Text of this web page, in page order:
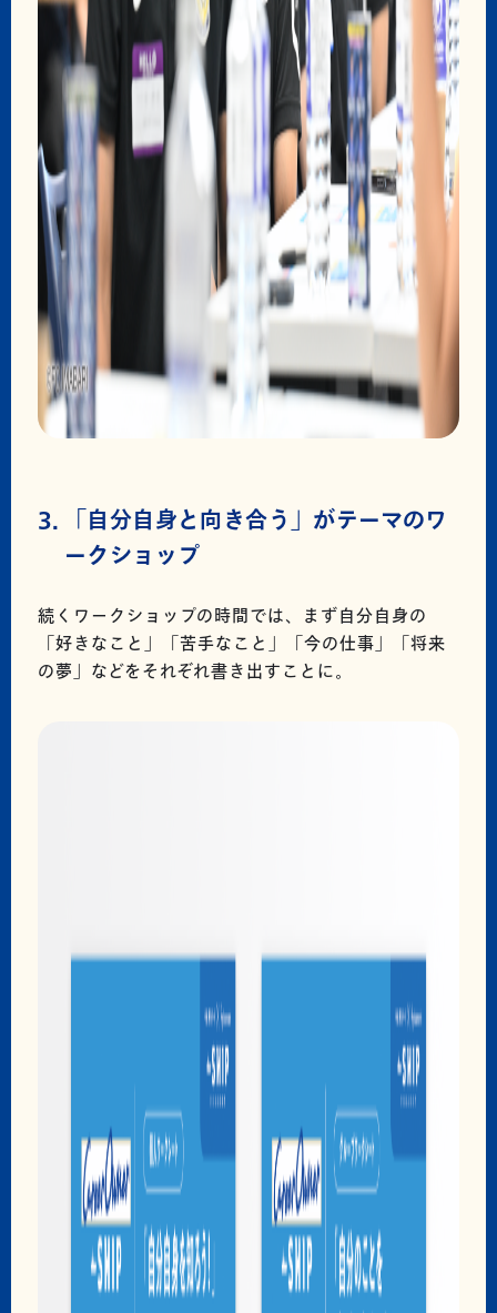
「自分自身と向き合う」がテーマのワ
ークショップ
続くワークショップの時間では、まず自分自身の
「好きなこと」「苦手なこと」「今の仕事」「将来
の夢」などをそれぞれ書き出すことに。